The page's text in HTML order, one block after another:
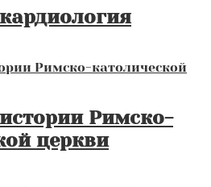
Римско-
церкви